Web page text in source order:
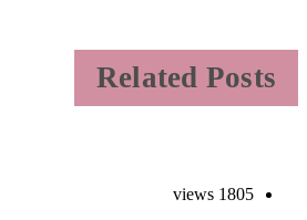
Related Posts
1805 views